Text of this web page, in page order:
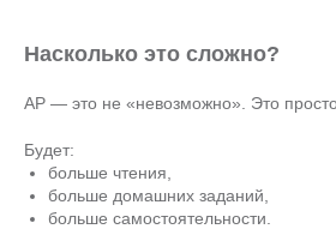
Насколько это сложно?
AP — это не «невозможно». Это
Будет:
больше чтения,
больше домашних заданий,
больше самостоятельности.